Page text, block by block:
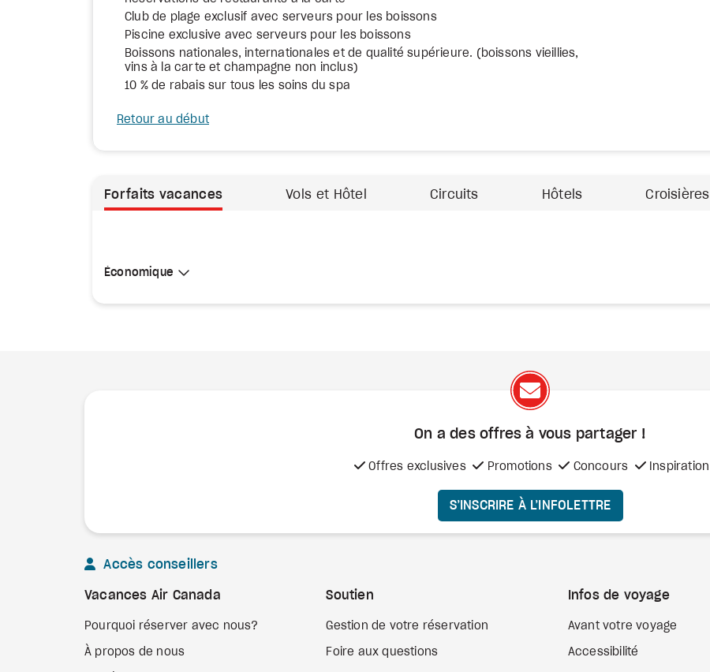
Club de plage exclusif avec serveurs pour les boissons
Piscine exclusive avec serveurs pour les boissons
Boissons nationales, internationales et de qualité supérieure. (boissons vieillies,
vins à la carte et champagne non inclus)
10 % de rabais sur tous les soins du spa
Retour au début
Forfaits vacances Vols et Hôtel Circuits Hôtels Croisières
Sélectionner une cabine
Économique
Économique
On a des offres à vous partager !
Offres exclusives Promotions Concours Inspiration
S’INSCRIRE À L’INFOLETTRE
Accès conseillers
Vacances Air Canada
Pourquoi réserver avec nous?
À propos de nous
Soutien
Gestion de votre réservation
Foire aux questions
Infos de voyage
Avant votre voyage
Accessibilité